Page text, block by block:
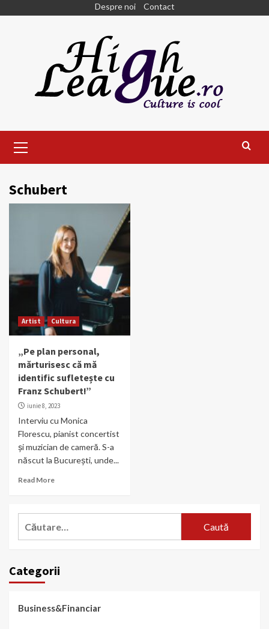
Despre noi Contact
Menu
Schubert
Artist Cultura
„Pe plan personal,
mărturisesc că mă
identific sufletește cu
Franz Schubert!”
iunie 8, 2023
Interviu cu Monica
Florescu, pianist concertist
și muzician de cameră. S-a
născut la București, unde...
Read More
Categorii
Business&Financiar